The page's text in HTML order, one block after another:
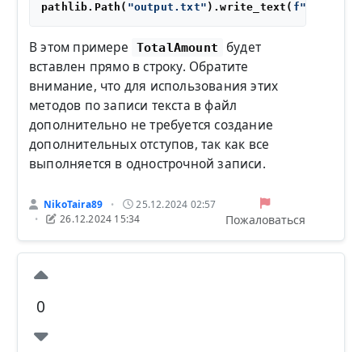
pathlib.Path( "output.txt" ).write_text(
В этом примере TotalAmount
будет
вставлен прямо в строку. Обратите
внимание, что для использования этих
методов по записи текста в файл
дополнительно не требуется создание
дополнительных отступов, так как все
выполняется в однострочной записи.
NikoTaira89 • 25.12.2024 02:57
• 26.12.2024 15:34 Пожаловаться
0